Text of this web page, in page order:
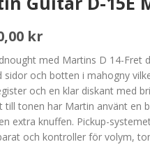
kr
med Martins D 14-Fret
sidor och botten i mahogny
och en klar diskant med
till tonen har Martin använt en
extra knuffen. Pickup-
och kontroller för volym,